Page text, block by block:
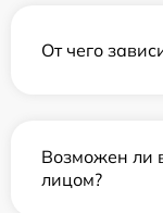
От чего
Возможен ли
лицом?